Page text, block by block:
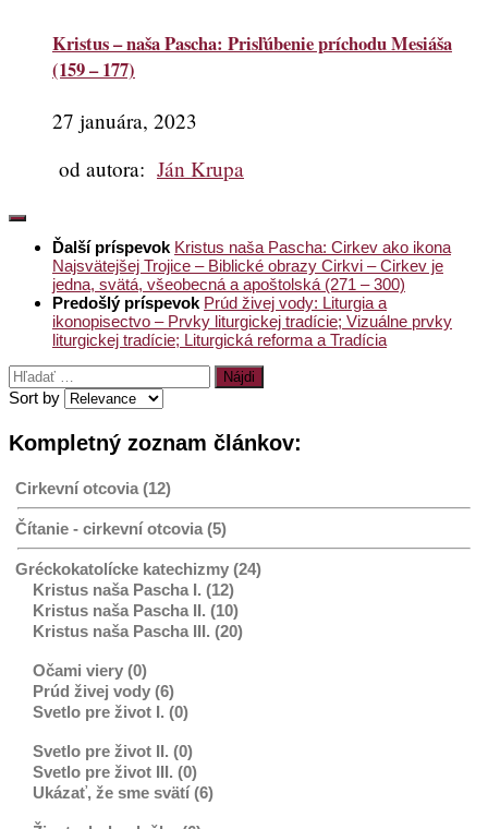
Kristus – naša Pascha: Prisľúbenie príchodu Mesiáša
(159 – 177)
27 januára, 2023
od autora: Ján Krupa
Ďalší príspevok Kristus naša Pascha: Cirkev ako ikona
Najsvätejšej Trojice – Biblické obrazy Cirkvi – Cirkev je
jedna, svätá, všeobecná a apoštolská (271 – 300)
Predošlý príspevok Prúd živej vody: Liturgia a
ikonopisectvo – Prvky liturgickej tradície; Vizuálne prvky
liturgickej tradície; Liturgická reforma a Tradícia
Hľadať:
Sort by
Kompletný zoznam článkov:
Cirkevní otcovia (12)
Čítanie - cirkevní otcovia (5)
Gréckokatolícke katechizmy (24)
Kristus naša Pascha I. (12)
Kristus naša Pascha II. (10)
Kristus naša Pascha III. (20)
Očami viery (0)
Prúd živej vody (6)
Svetlo pre život I. (0)
Svetlo pre život II. (0)
Svetlo pre život III. (0)
Ukázať, že sme svätí (6)